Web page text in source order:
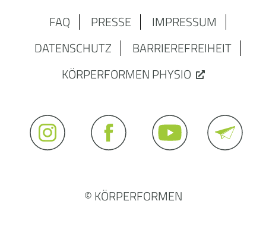
FAQ PRESSE
IMPRESSUM
DATENSCHUTZ
BARRIEREFREIHEIT
KÖRPERFORMEN PHYSIO
© KÖRPERFORMEN